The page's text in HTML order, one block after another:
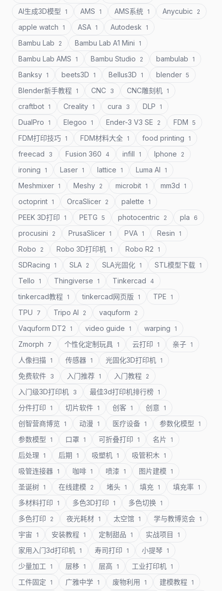
AI生成3D模型 1 AMS 1 AMS系统 1 Anycubic 2
apple watch 1 ASA 1 Autodesk 1
Bambu Lab 2 Bambu Lab A1 Mini 1
Bambu Lab AMS 1 Bambu Studio 2 bambulab 1
Banksy 1 beets3D 1 Bellus3D 1 blender 5
Blender新手教程 1 CNC 3 CNC雕刻机 1
craftbot 1 Creality 1 cura 3 DLP 1
DualPro 1 Elegoo 1 Ender-3 V3 SE 2 FDM 5
FDM打印技巧 1 FDM材料大全 1 food printing 1
freecad 3 Fusion 360 4 infill 1 Iphone 2
ironing 1 Laser 1 lattice 1 Luma AI 1
Meshmixer 1 Meshy 2 microbit 1 mm3d 1
octoprint 1 OrcaSlicer 2 palette 1
PEEK 3D打印 1 PETG 5 photocentric 2 pla 6
procusini 2 PrusaSlicer 1 PVA 1 Resin 1
Robo 2 Robo 3D打印机 1 Robo R2 1
SDRacing 1 SLA 2 SLA光固化 1 STL模型下载 1
Tello 1 Thingiverse 1 Tinkercad 4
tinkercad教程 1 tinkercad网页版 1 TPE 1
TPU 7 Tripo AI 2 vaquform 2
Vaquform DT2 1 video guide 1 warping 1
Zmorph 7 个性化定制玩具 1 云打印 1 亲子 1
人像扫描 1 传感器 1 光固化3D打印机 1
免费软件 3 入门推荐 1 入门教程 2
入门级3D打印机 3 最佳3d打印机排行榜 1
分件打印 1 切片软件 1 创客 1 创意 1
创智营商博览 1 动漫 1 医疗设备 1 参数化模型 1
参数模型 1 口罩 1 可折叠打印 1 名片 1
后处理 1 后期 1 吸塑机 1 吸管积木 1
吸管连接器 1 咖啡 1 喷漆 1 图片建模 1
圣诞树 1 在线建模 2 堵头 1 填充 1 填充率 1
多材料打印 1 多色3D打印 1 多色切换 1
多色打印 2 夜光耗材 1 太空馆 1 学与教博览会 1
宇宙 1 安装教程 1 定制甜品 1 实战项目 1
家用入门3d打印机 1 寿司打印 1 小提琴 1
少量加工 1 层移 1 层高 1 工业打印机 1
工件固定 1 广雅中学 1 废物利用 1 建模教程 1